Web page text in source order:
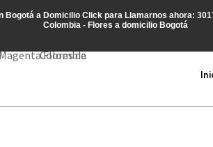
Bogotá a Domicilio Click para Llamarnos ahora:
Colombia - Flores a domicilio Bogotá